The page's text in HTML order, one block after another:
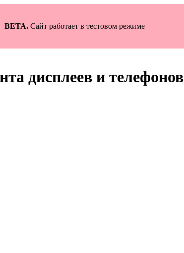
BETA.Сайт работает в тестовом режиме
дисплеев и телефонов